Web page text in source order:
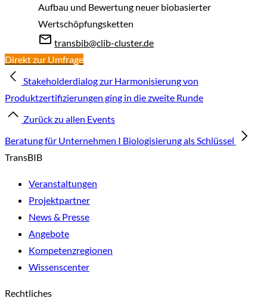
Aufbau und Bewertung neuer biobasierter
Wertschöpfungsketten
transbib@clib-cluster.de
Direkt zur Umfrage
Stakeholderdialog zur Harmonisierung von
Produktzertifizierungen ging in die zweite Runde
Zurück zu allen Events
Beratung für Unternehmen I Biologisierung als Schlüssel
TransBIB
Veranstaltungen
Projektpartner
News & Presse
Angebote
Kompetenzregionen
Wissenscenter
Rechtliches